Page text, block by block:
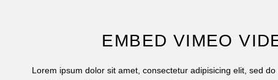
EMBED VIMEO
Lorem ipsum dolor sit amet, consectetur adipisicing elit, sed